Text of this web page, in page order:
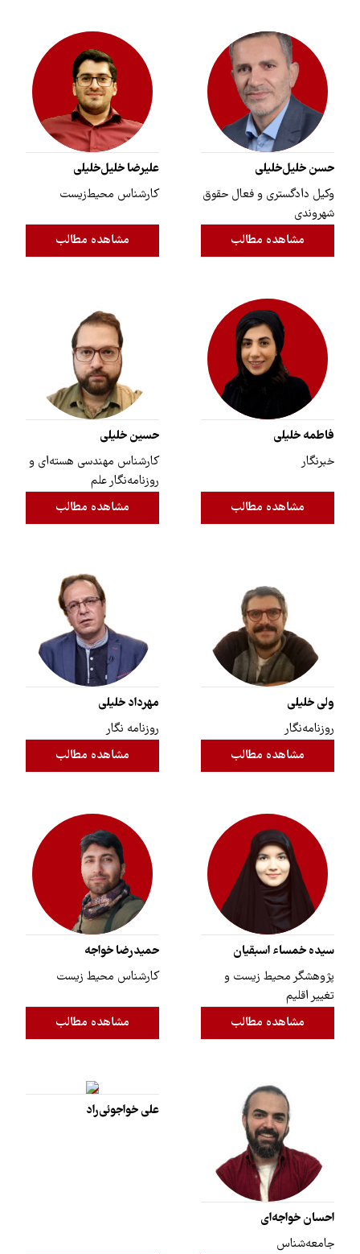
حسن خلیل‌‌خلیلی
وکیل دادگستری و فعال حقوق
شهروندی
مشاهده مطالب
علیرضا خلیل‌خلیلی
کارشناس محیط‌زیست
مشاهده مطالب
فاطمه خلیلی
خبرنگار
مشاهده مطالب
حسین خلیلی
کارشناس مهندسی هسته‌ای و
روزنامه‌نگار علم
مشاهده مطالب
ولی خلیلی
روزنامه‌نگار
مشاهده مطالب
مهرداد خلیلی
روزنامه نگار
مشاهده مطالب
سیده خمساء اسبقیان
پژوهشگر محیط زیست و
تغییر اقلیم
مشاهده مطالب
حمیدرضا خواجه
کارشناس محیط زیست
مشاهده مطالب
احسان خواجه‌ای
جامعه‌شناس
علی خواجوئی‌راد